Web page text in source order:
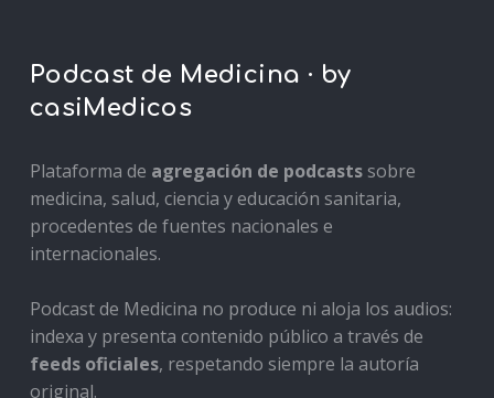
Podcast de Medicina · by
casiMedicos
Plataforma de agregación de podcastssobre
medicina, salud, ciencia y educación sanitaria,
procedentes de fuentes nacionales e
internacionales.
Podcast de Medicina no produce ni aloja los audios:
indexa y presenta contenido público a través de
feeds oficiales, respetando siempre la autoría
original.